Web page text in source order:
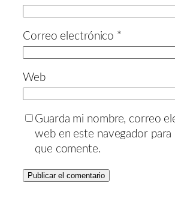
Correo electrónico *
Web
Guarda mi nombre, correo
web en este navegador para
que comente.